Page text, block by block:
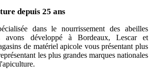
depuis 25 ans
dans le nourrissement des abeilles
avons développé à Bordeaux, Lescar et
de matériel apicole vous présentant plus
les plus grandes marques nationales